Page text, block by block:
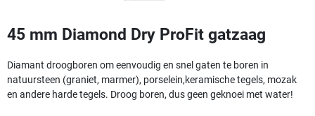
45 mm Diamond Dry ProFit gatzaag
Diamant droogboren om eenvoudig en snel gaten te boren in
natuursteen (graniet, marmer), porselein,keramische tegels, mozak
en andere harde tegels. Droog boren, dus geen geknoei met water!